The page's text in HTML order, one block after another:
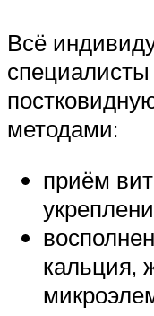
Всё
методами:
приём
кальция,